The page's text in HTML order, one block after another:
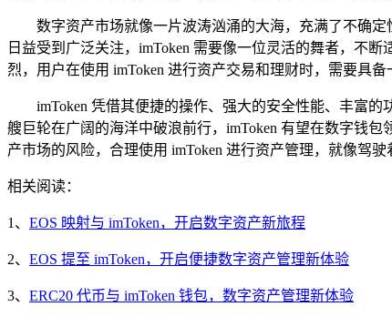
数字资产市场就像一片波涛汹涌的大海，充满了不确
日益受到广泛关注，imToken 需要像一位灵活的舞者，不
烈，用户在使用 imToken 进行资产交易和理财时，需要具
imToken 凭借其便捷的操作、强大的安全性能、丰富
艘巨轮在广阔的海洋中破浪前行，imToken 有望在数字钱
产市场的风险，合理使用 imToken 进行资产管理，就像驾
相关阅读：
1、 EOS 映射与 imToken，开启数字资产新旅程
2、 EOS 提至 imToken，开启便捷数字资产管理新体验
3、 ERC20 代币与 imToken 钱包，数字资产管理新体验